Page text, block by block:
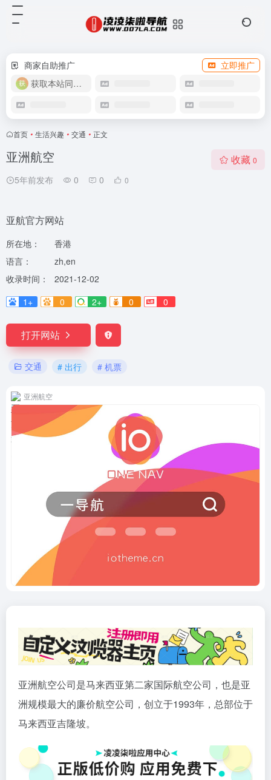
商家自助推广
立即推广
获取本站同款主题
首页 • 生活兴趣 • 交通 • 正文
亚洲航空
5年前发布 0 0 0
收藏 0
亚航官方网站
所在地：
香港
语言：
zh,en
收录时间：
2021-12-02
1+
0 2+ 0 0
打开网站
交通 # 出行 # 机票
亚洲航空
亚洲航空公司是马来西亚第二家国际航空公司，也是亚
洲规模最大的廉价航空公司，创立于1993年，总部位于
马来西亚吉隆坡。